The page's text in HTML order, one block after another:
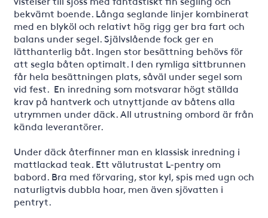
bekvämt boende. Långa seglande linjer kombinerat
med en blyköl och relativt hög rigg ger bra fart och
balans under segel. Självslående fock ger en
lätthanterlig båt. Ingen stor besättning behövs för
att segla båten optimalt. I den rymliga sittbrunnen
får hela besättningen plats, såväl under segel som
vid fest. En inredning som motsvarar högt ställda
krav på hantverk och utnyttjande av båtens alla
utrymmen under däck. All utrustning ombord är från
kända leverantörer.
Under däck återfinner man en klassisk inredning i
mattlackad teak. Ett välutrustat L-pentry om
babord. Bra med förvaring, stor kyl, spis med ugn och
naturligtvis dubbla hoar, men även sjövatten i
pentryt.